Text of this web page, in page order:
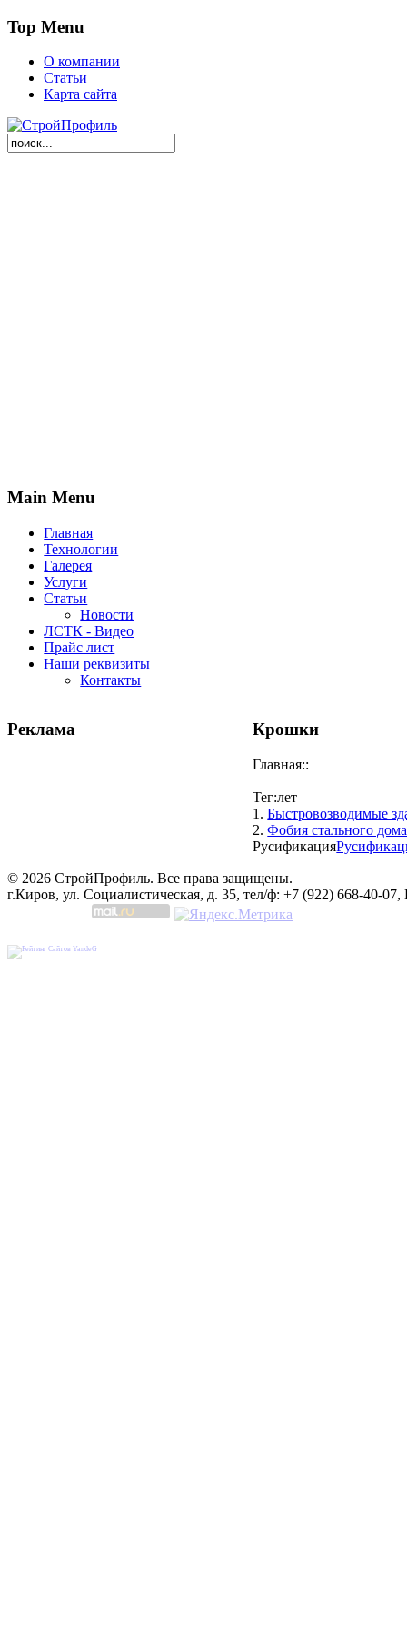
Top Menu
О компании
Статьи
Карта сайта
Main Menu
Главная
Технологии
Галерея
Услуги
Статьи
Новости
ЛСТК - Видео
Прайс лист
Наши реквизиты
Контакты
Реклама Крошки
Главная::
Тег:лет
1.Быстровозводимые
2.Фобия стального дома
Русификация
© 2026 СтройПрофиль. Все права защищены.
г.Киров, ул. Социалистическая, д. 35, тел/ф: +7 (922) 668-40-